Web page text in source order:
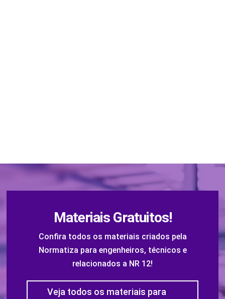
Materiais Gratuitos!
Confira todos os materiais criados pela
Normatiza para engenheiros, técnicos e
relacionados a NR 12!
Veja todos os materiais para